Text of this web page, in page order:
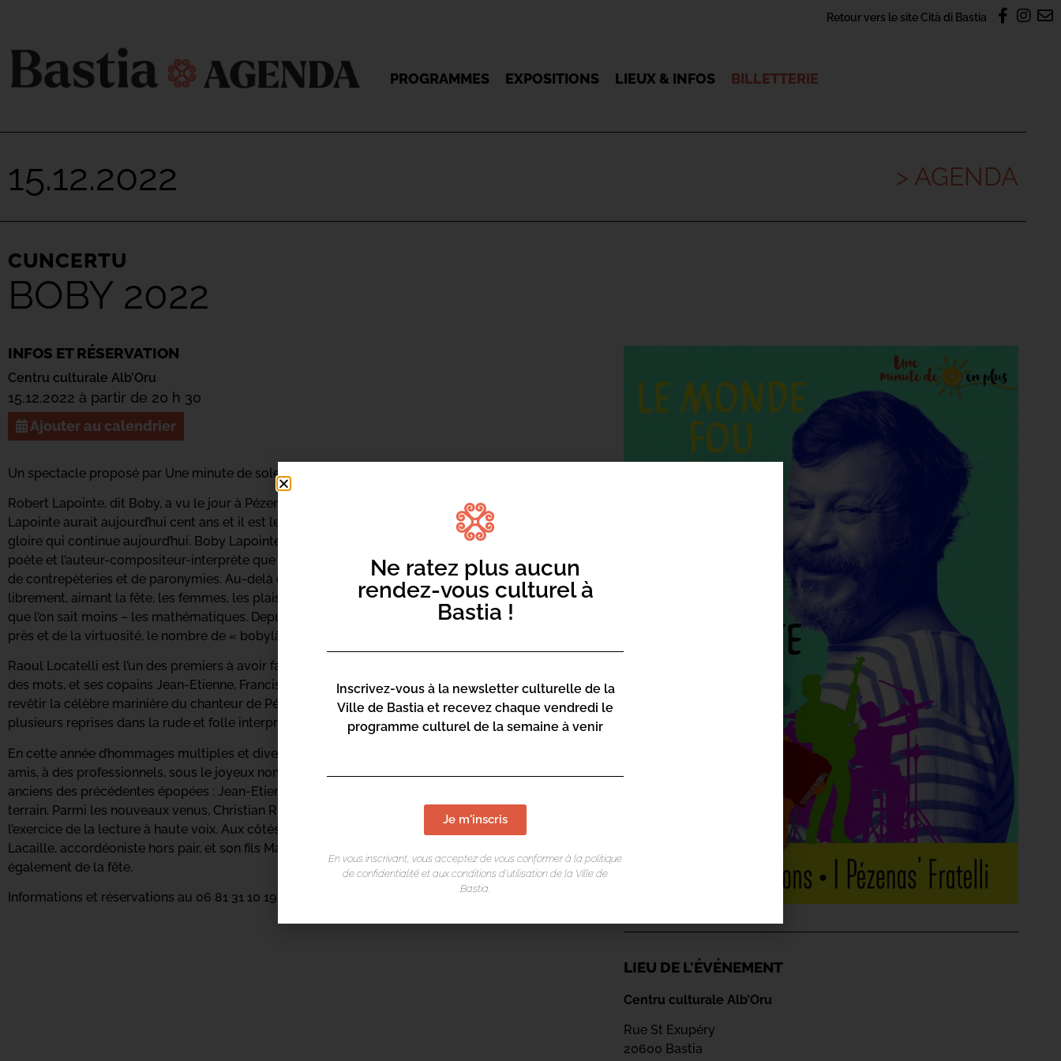
Retour vers le site Cità di Bastia
PROGRAMMES EXPOSITIONS LIEUX & INFOS BILLETTERIE
15.12.2022 > AGENDA
CUNCERTU
BOBY 2022
INFOS ET RÉSERVATION
Centru culturale Alb’Oru
15.12.2022 à partir de 20 h 30
Ajouter au calendrier
Un spectacle proposé par Une minute de soleil en plus
Robert Lapointe, dit Boby, a vu le jour à Pézenas en 1922 et depuis 1972 il y repose en paix. Boby
Lapointe aurait aujourd’hui cent ans et il est le seul artiste à avoir connu la gloire à titre posthume,
gloire qui continue aujourd’hui. Boby Lapointe a exercé plusieurs métiers avant de devenir le
poète et l’auteur-compositeur-interprète que l’on connaît, avec des textes truffés de calembours,
de contrepèteries et de paronymies. Au-delà de son travail d’artiste, Boby Lapointe vivait
librement, aimant la fête, les femmes, les plaisirs de la table, les facéties, les déguisements et – ce
que l’on sait moins – les mathématiques. Depuis 1972, il a su rassembler les amoureux de l’à-peu-
près et de la virtuosité, le nombre de « bobylâtres » et de « lapointophiles » ne cessant de croître.
Raoul Locatelli est l’un des premiers à avoir fait partie de ceux-là. Lui, le prof de philo, l’amoureux
des mots, et ses copains Jean-Etienne, Francis et Gérard, génial agrégé de math, n’ont pas hésité à
revêtir la célèbre marinière du chanteur de Pézenas et, dans les années 70, se sont lancés à
plusieurs reprises dans la rude et folle interprétation de son répertoire.
En cette année d’hommages multiples et divers, Raoul Locatelli a choisi de faire appel, parmi ses
amis, à des professionnels, sous le joyeux nom : I Pézenas Fratelli. Bien sûr, on y retrouve d’abord 2
anciens des précédentes épopées : Jean-Etienne Langianni et Yves Pleiser, batteur de jazz tout
terrain. Parmi les nouveaux venus, Christian Ruspini, comédien qui affectionne particulièrement
l’exercice de la lecture à haute voix. Aux côtés de ces 4 interprètes corses, les Réunionnais René
Lacaille, accordéoniste hors pair, et son fils Marco Lacaille, musicien aux multiples facettes, seront
également de la fête.
Informations et réservations au 06 81 31 10 19 / 06 19 15 87 25 ou
LIEU DE L'ÉVÉNEMENT
Centru culturale Alb’Oru
Rue St Exupéry
20600 Bastia
Ne ratez plus aucun
rendez-vous culturel à
Bastia !
Inscrivez-vous à la newsletter culturelle de la
Ville de Bastia et recevez chaque vendredi le
programme culturel de la semaine à venir
Je m'inscris
En vous inscrivant, vous acceptez de vous conformer à la politique
de confidentialité et aux conditions d’utilisation de la Ville de
Bastia.